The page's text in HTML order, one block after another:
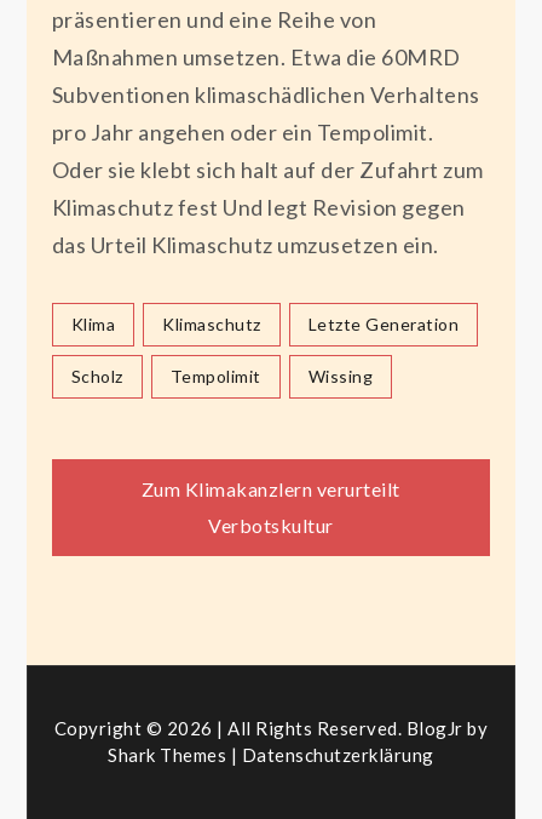
präsentieren und eine Reihe von
Maßnahmen umsetzen. Etwa die 60MRD
Subventionen klimaschädlichen Verhaltens
pro Jahr angehen oder ein Tempolimit.
Oder sie klebt sich halt auf der Zufahrt zum
Klimaschutz fest Und legt Revision gegen
das Urteil Klimaschutz umzusetzen ein.
Klima Klimaschutz Letzte Generation
Scholz Tempolimit Wissing
Beitragsnavigation
Zum Klimakanzlern verurteilt
Verbotskultur
Copyright © 2026 | All Rights Reserved. BlogJr by
Shark Themes | Datenschutzerklärung